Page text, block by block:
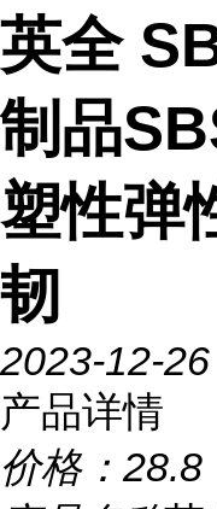
英全
制品
塑性弹
韧
2023-12-26
产品详情
价格： 28.8